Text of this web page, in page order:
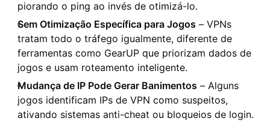
piorando o ping ao invés de otimizá-lo.
Sem Otimização Específica para Jogos – VPNs
tratam todo o tráfego igualmente, diferente de
ferramentas como GearUP que priorizam dados de
jogos e usam roteamento inteligente.
Mudança de IP Pode Gerar Banimentos – Alguns
jogos identificam IPs de VPN como suspeitos,
ativando sistemas anti-cheat ou bloqueios de login.